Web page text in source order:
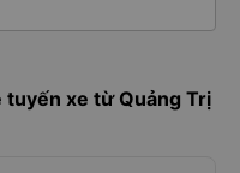
xe từ Quảng Trị